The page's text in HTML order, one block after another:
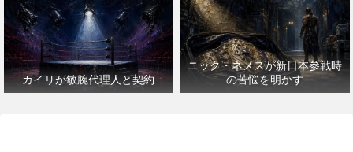
カイリが敏腕代理人と契約
ニック・ネメスが新日本参戦時
の苦悩を明かす